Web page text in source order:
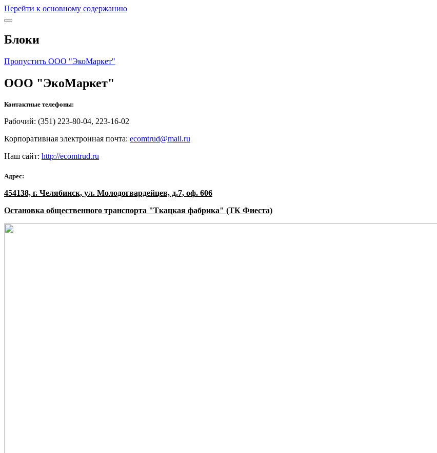
Перейти к основному содержанию
Блоки
Пропустить ООО "ЭкоМаркет"
ООО "ЭкоМаркет"
Контактные телефоны:
Рабочий: (351) 223-80-04, 223-16-02
Корпоративная электронная почта: ecomtrud@mail.ru
Наш сайт: http://ecomtrud.ru
Адрес:
454138, г. Челябинск, ул. Молодогвардейцев, д.7, оф. 606
Остановка общественного транспорта "Ткацкая фабрика" (ТК Фиеста)